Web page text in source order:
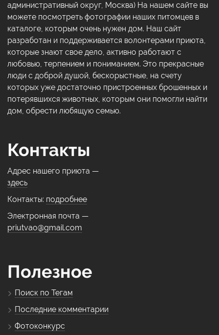
административный округ, Москва) На нашем сайте вы
можете посмотреть фотографии наших питомцев в
каталоге, которым очень нужен дом. Наш сайт
разработан и поддерживается волонтерами приюта,
которые знают свое дело, активно работают с
любовью, терпением и пониманием. Это прекрасные
люди с доброй душой, бескорыстные, на счету
которых уже достаточно пристроенных брошенных и
потерявшихся животных, которым они помогли найти
дом, обрести любящую семью.
Контакты
Адрес нашего приюта —
здесь
Контакты: подробнее
Электронная почта —
priutvao@gmail.com
Полезное
Поиск по Тегам
Последние комментарии
Фотоконкурс